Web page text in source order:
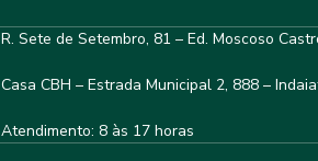
R. Sete de Setembro, 81 – Ed. Moscoso
Casa CBH – Estrada Municipal 2, 888 –
Atendimento: 8 às 17 horas